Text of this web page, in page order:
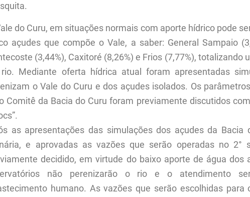
do Curu, em situações normais com aporte hídrico pode
açudes que compõe o Vale, a saber: General Sampaio
(3,44%), Caxitoré (8,26%) e Frios (7,77%), totalizando
Mediante oferta hídrica atual foram apresentadas
o Vale do Curu e dos açudes isolados. Os
Comitê da Bacia do Curu foram previamente discutidos
as apresentações das simulações dos açudes da Bacia
e aprovadas as vazões que serão operadas no 2°
decidido, em virtude do baixo aporte de água dos
não perenizarão o rio e o atendimento
humano. As vazões que serão escolhidas para